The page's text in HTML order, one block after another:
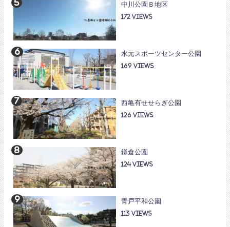
中川公園Ｂ地区
172
水元スポーツセンター公園
169
西亀有せせらぎ公園
126
鎌倉公園
124
青戸平和公園
113